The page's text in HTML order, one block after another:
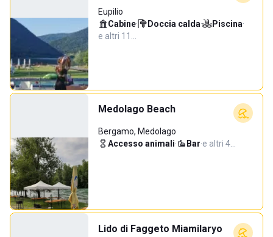
Eupilio
Cabine· Doccia calda· Piscina·
e altri 11…
Medolago Beach
Bergamo, Medolago
Accesso animali· Bar·e altri 4…
Lido di Faggeto Miamilaryo